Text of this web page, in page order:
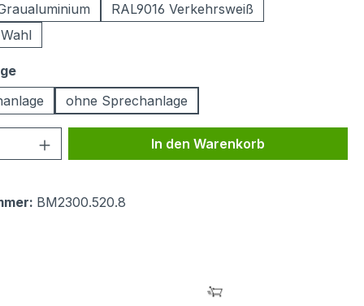
RAL9016 Verkehrsweiß
auswählen
ohne Sprechanlage
Anzahl: Gib den gewünschten Wert
In den Warenkorb
BM2300.520.8